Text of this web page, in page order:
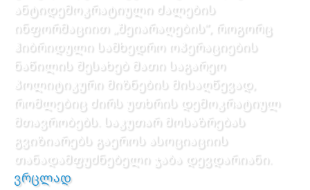
ანტიდემოკრატიული ძალების
ინფორმაციით „შეიარაღების”, როგორც
ჰიბრიდული სამხედრო ოპერაციების
ნაწილის შესახებ მათი საგარეო
პოლიტიკური მიზნების მისაღწევად,
რომლებიც ძირს უთხრის დემოკრატიულ
მთავრობებს. საკუთარ მოსაზრებას
გვიზიარებს გაეროს ასოციაციის
თანადამფუძნებელი ჯაბა დევდარიანი.
ვრცლად